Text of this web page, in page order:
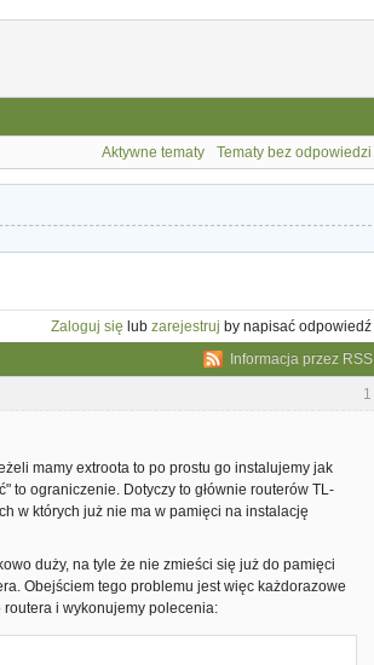
Aktywne tematy Tematy bez odpowiedzi
Zaloguj się lub zarejestruj by napisać odpowiedź
Informacja przez RSS
1
mamy extroota to po prostu go instalujemy jak
to ograniczenie. Dotyczy to głównie routerów TL-
w których już nie ma w pamięci na instalację
duży, na tyle że nie zmieści się już do pamięci
Obejściem tego problemu jest więc każdorazowe
i wykonujemy polecenia: